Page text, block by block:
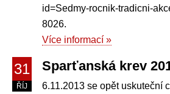
id=Sedmy-rocnik-tradicni-
8026.
Více informací »
31
ŘÍJ
Sparťanská krev
6.11.2013 se opět uskuteční